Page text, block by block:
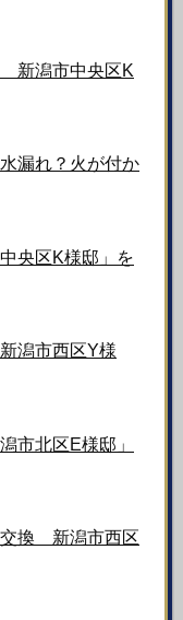
新潟市中央区K
漏れ？火が付か
央区K様邸」
を
潟市西区Y様
市北区E様邸」
交換 新潟市西区